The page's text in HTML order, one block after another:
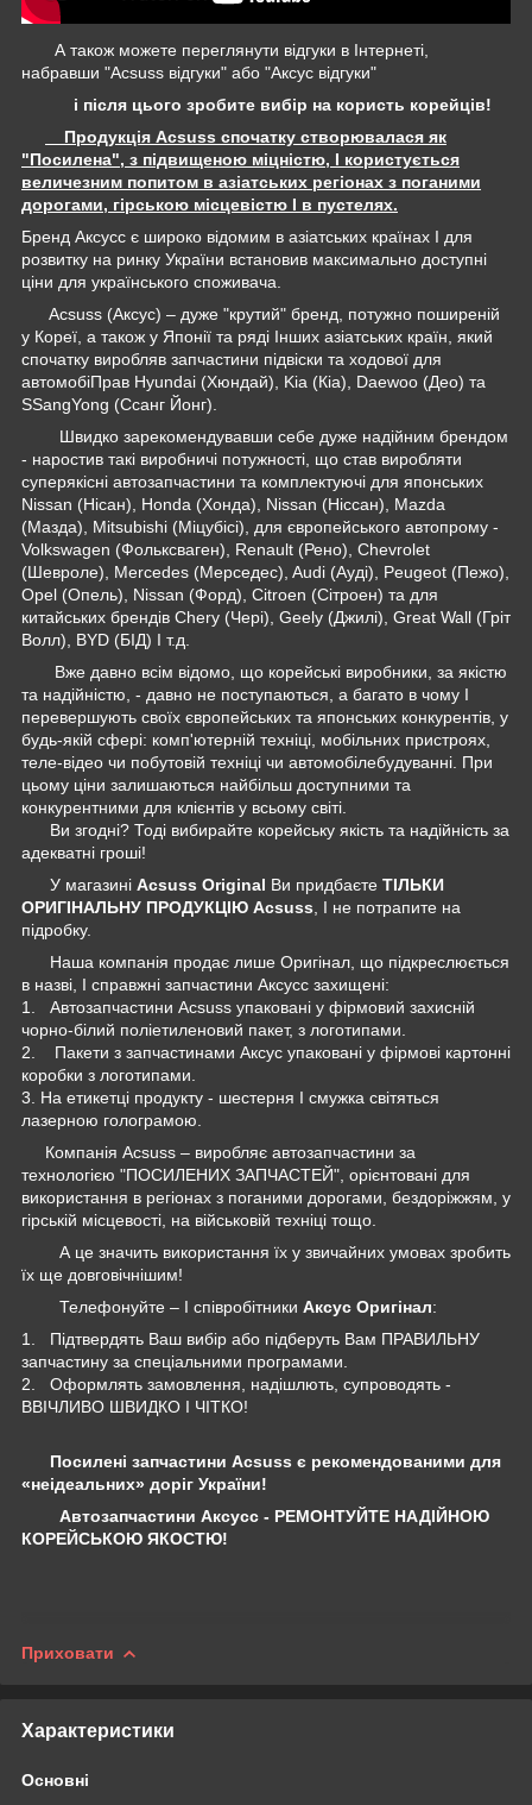
А також можете переглянути відгуки в Інтернеті,
набравши "Acsuss відгуки" або "Аксус відгуки"
і після цього зробите вибір на користь корейців!
Продукція Acsuss спочатку створювалася як
"Посилена", з підвищеною міцністю, І користується
величезним попитом в азіатських регіонах з поганими
дорогами, гірською місцевістю І в пустелях.
Бренд Аксусс є широко відомим в азіатських країнах І для
розвитку на ринку України встановив максимально доступні
ціни для українського споживача.
Acsuss (Аксус) – дуже "крутий" бренд, потужно поширеній
у Кореї, а також у Японії та ряді Інших азіатських країн, який
спочатку виробляв запчастини підвіски та ходової для
автомобіПрав Hyundai (Хюндай), Kia (Кіа), Daewoo (Део) та
SSangYong (Ссанг Йонг).
Швидко зарекомендувавши себе дуже надійним брендом
- наростив такі виробничі потужності, що став виробляти
суперякісні автозапчастини та комплектуючі для японських
Nissan (Нісан), Honda (Хонда), Nissan (Ніссан), Mazda
(Мазда), Mitsubishi (Міцубісі), для європейського автопрому -
Volkswagen (Фольксваген), Renault (Рено), Chevrolet
(Шевроле), Mercedes (Мерседес), Audi (Ауді), Peugeot (Пежо),
Opel (Опель), Nissan (Форд), Citroen (Сітроен) та для
китайських брендів Chery (Чері), Geely (Джилі), Great Wall (Гріт
Волл), BYD (БІД) І т.д.
Вже давно всім відомо, що корейські виробники, за якістю
та надійністю, - давно не поступаються, а багато в чому І
перевершують своїх європейських та японських конкурентів, у
будь-якій сфері: комп'ютерній техніці, мобільних пристроях,
теле-відео чи побутовій техніці чи автомобілебудуванні. При
цьому ціни залишаються найбільш доступними та
конкурентними для клієнтів у всьому світі.
Ви згодні? Тоді вибирайте корейську якість та надійність за
адекватні гроші!
У магазині Acsuss Original Ви придбаєте ТІЛЬКИ
ОРИГІНАЛЬНУ ПРОДУКЦІЮ Acsuss , І не потрапите на
підробку.
Наша компанія продає лише Оригінал, що підкреслюється
в назві, І справжні запчастини Аксусс захищені:
1. Автозапчастини Acsuss упаковані у фірмовий захисній
чорно-білий поліетиленовий пакет, з логотипами.
2. Пакети з запчастинами Аксус упаковані у фірмові картонні
коробки з логотипами.
3. На етикетці продукту - шестерня І смужка світяться
лазерною голограмою.
Компанія Acsuss – виробляє автозапчастини за
технологією "ПОСИЛЕНИХ ЗАПЧАСТЕЙ", орієнтовані для
використання в регіонах з поганими дорогами, бездоріжжям, у
гірській місцевості, на військовій техніці тощо.
А це значить використання їх у звичайних умовах зробить
їх ще довговічнішим!
Телефонуйте – І співробітники Аксус Оригінал:
1. Підтвердять Ваш вибір або підберуть Вам ПРАВИЛЬНУ
запчастину за спеціальними програмами.
2. Оформлять замовлення, надішлють, супроводять -
ВВІЧЛИВО ШВИДКО І ЧІТКО!
Посилені запчастини Acsuss є рекомендованими для
«неідеальних» доріг України!
Автозапчастини Аксусс - РЕМОНТУЙТЕ НАДІЙНОЮ
КОРЕЙСЬКОЮ ЯКОСТЮ!
Приховати
Характеристики
Основні